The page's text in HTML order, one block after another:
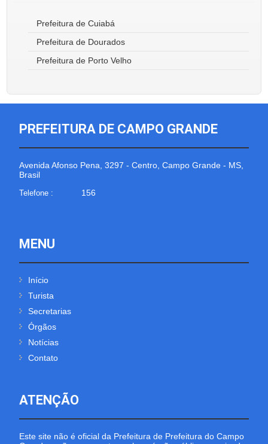
Prefeitura de Cuiabá
Prefeitura de Dourados
Prefeitura de Porto Velho
PREFEITURA DE CAMPO GRANDE
Avenida Afonso Pena, 3297 - Centro, Campo Grande - MS,
Brasil
Telefone : 156
MENU
Início
Turista
Secretarias
Órgãos
Notícias
Contato
ATENÇÃO
Este site não é oficial da Prefeitura de Prefeitura do Campo